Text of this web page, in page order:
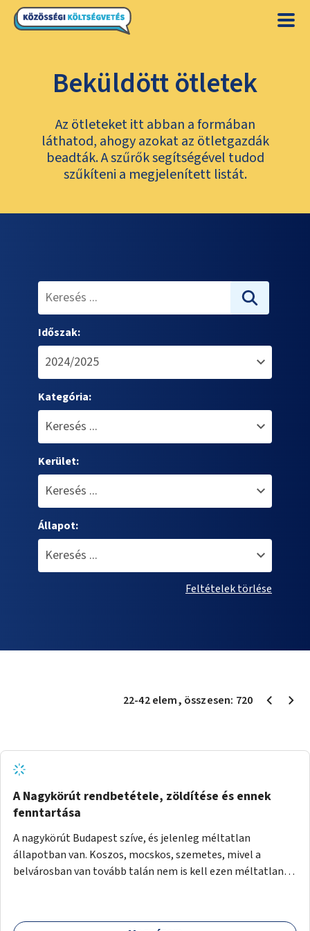
Beküldött ötletek
Az ötleteket itt abban a formában
láthatod, ahogy azokat az ötletgazdák
beadták. A szűrők segítségével tudod
szűkíteni a megjelenített listát.
Időszak:
Kategória:
Kerület:
Állapot:
Feltételek törlése
22-42elem, összesen: 720
A Nagykörút rendbetétele, zöldítése és ennek
fenntartása
A nagykörút Budapest szíve, és jelenleg méltatlan
állapotban van. Koszos, mocskos, szemetes, mivel a
belvárosban van tovább talán nem is kell ezen méltatlan,
tisztán tartásával, és nagy szükség lenne megfelelő